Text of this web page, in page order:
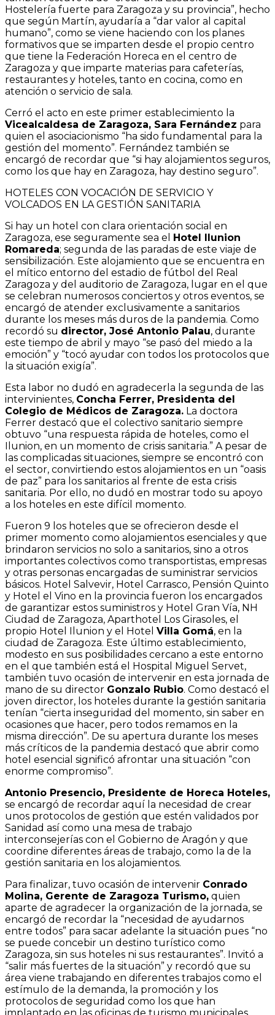
Hostelería fuerte para Zaragoza y su provincia”, hecho
que según Martín, ayudaría a “dar valor al capital
humano”, como se viene haciendo con los planes
formativos que se imparten desde el propio centro
que tiene la Federación Horeca en el centro de
Zaragoza y que imparte materias para cafeterías,
restaurantes y hoteles, tanto en cocina, como en
atención o servicio de sala.
Cerró el acto en este primer establecimiento la
Vicealcaldesa de Zaragoza, Sara Fernández para
quien el asociacionismo “ha sido fundamental para la
gestión del momento”. Fernández también se
encargó de recordar que “si hay alojamientos seguros,
como los que hay en Zaragoza, hay destino seguro”.
HOTELES CON VOCACIÓN DE SERVICIO Y
VOLCADOS EN LA GESTIÓN SANITARIA
Si hay un hotel con clara orientación social en
Zaragoza, ese seguramente sea el Hotel Ilunion
Romareda; segunda de las paradas de este viaje de
sensibilización. Este alojamiento que se encuentra en
el mítico entorno del estadio de fútbol del Real
Zaragoza y del auditorio de Zaragoza, lugar en el que
se celebran numerosos conciertos y otros eventos, se
encargó de atender exclusivamente a sanitarios
durante los meses más duros de la pandemia. Como
recordó su director, José Antonio Palau, durante
este tiempo de abril y mayo “se pasó del miedo a la
emoción” y “tocó ayudar con todos los protocolos que
la situación exigía”.
Esta labor no dudó en agradecerla la segunda de las
intervinientes, Concha Ferrer, Presidenta del
Colegio de Médicos de Zaragoza. La doctora
Ferrer destacó que el colectivo sanitario siempre
obtuvo “una respuesta rápida de hoteles, como el
Ilunion, en un momento de crisis sanitaria.” A pesar de
las complicadas situaciones, siempre se encontró con
el sector, convirtiendo estos alojamientos en un “oasis
de paz” para los sanitarios al frente de esta crisis
sanitaria. Por ello, no dudó en mostrar todo su apoyo
a los hoteles en este difícil momento.
Fueron 9 los hoteles que se ofrecieron desde el
primer momento como alojamientos esenciales y que
brindaron servicios no solo a sanitarios, sino a otros
importantes colectivos como transportistas, empresas
y otras personas encargadas de suministrar servicios
básicos. Hotel Salvevir, Hotel Carrasco, Pensión Quinto
y Hotel el Vino en la provincia fueron los encargados
de garantizar estos suministros y Hotel Gran Vía, NH
Ciudad de Zaragoza, Aparthotel Los Girasoles, el
propio Hotel Ilunion y el Hotel Villa Gomá, en la
ciudad de Zaragoza. Este último establecimiento,
modesto en sus posibilidades cercano a este entorno
en el que también está el Hospital Miguel Servet,
también tuvo ocasión de intervenir en esta jornada de
mano de su director Gonzalo Rubio. Como destacó el
joven director, los hoteles durante la gestión sanitaria
tenían “cierta inseguridad del momento, sin saber en
ocasiones que hacer, pero todos remamos en la
misma dirección”. De su apertura durante los meses
más críticos de la pandemia destacó que abrir como
hotel esencial significó afrontar una situación “con
enorme compromiso”.
Antonio Presencio, Presidente de Horeca Hoteles,
se encargó de recordar aquí la necesidad de crear
unos protocolos de gestión que estén validados por
Sanidad así como una mesa de trabajo
interconsejerías con el Gobierno de Aragón y que
coordine diferentes áreas de trabajo, como la de la
gestión sanitaria en los alojamientos.
Para finalizar, tuvo ocasión de intervenir Conrado
Molina, Gerente de Zaragoza Turismo, quien
aparte de agradecer la organización de la jornada, se
encargó de recordar la “necesidad de ayudarnos
entre todos” para sacar adelante la situación pues “no
se puede concebir un destino turístico como
Zaragoza, sin sus hoteles ni sus restaurantes”. Invitó a
“salir más fuertes de la situación” y recordó que su
área viene trabajando en diferentes trabajos como el
estímulo de la demanda, la promoción y los
protocolos de seguridad como los que han